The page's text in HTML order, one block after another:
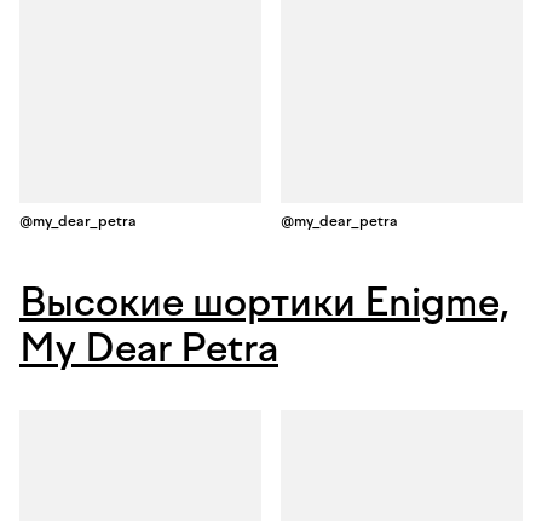
@my_dear_petra @my_dear_petra
Высокие шортики Enigme,
My Dear Petra